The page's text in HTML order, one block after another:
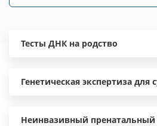
Тесты ДНК на родство
Генетическая экспертиза для
Неинвазивный пренатальный